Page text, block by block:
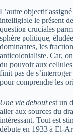
L’autre objectif
intelligible le présent
question cruciales
sphère politique,
dominantes, les
anticolonialiste. Car,
du pouvoir aux cellules
finit pas de
pour comprendre les
Une vie deboutest un
aller aux sources du
intéressant. Tout est
débute en 1933 à El-